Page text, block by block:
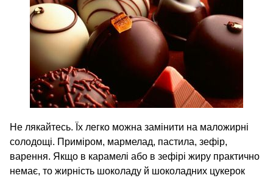
Не лякайтесь. Їх легко можна замінити на маложирні
солодощі. Приміром, мармелад, пастила, зефір,
варення. Якщо в карамелі або в зефірі жиру практично
немає, то жирність шоколаду й шоколадних цукерок